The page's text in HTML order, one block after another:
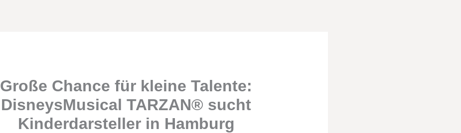
Große Chance für kleine Talente:
DisneysMusical TARZAN® sucht
Kinderdarsteller in Hamburg